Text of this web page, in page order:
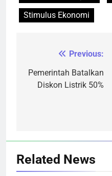
Stimulus Ekonomi
Navigasi
pos
Previous:
Pemerintah Batalkan
Diskon Listrik 50%
Related News